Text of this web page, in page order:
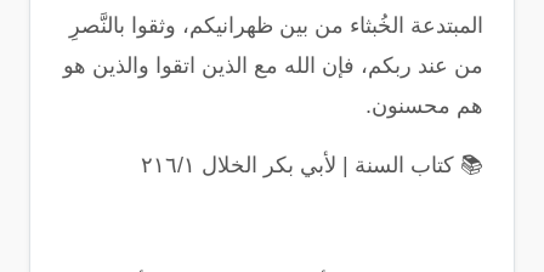
المبتدعة الخُبثاء من بين ظهرانيكم، وثقوا بالنَّصرِ
من عند ربكم، فإن الله مع الذين اتقوا والذين هو
هم محسنون.
📚 كتاب السنة | لأبي بكر الخلال ٢١٦/١